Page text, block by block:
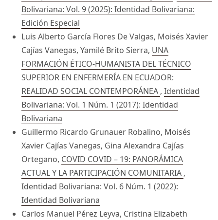
Bolivariana: Vol. 9 (2025): Identidad Bolivariana:
Edición Especial
Luis Alberto García Flores De Valgas, Moisés Xavier
Cajías Vanegas, Yamilé Bríto Sierra, UNA
FORMACIÓN ÉTICO-HUMANISTA DEL TÉCNICO
SUPERIOR EN ENFERMERÍA EN ECUADOR:
REALIDAD SOCIAL CONTEMPORÁNEA , Identidad
Bolivariana: Vol. 1 Núm. 1 (2017): Identidad
Bolivariana
Guillermo Ricardo Grunauer Robalino, Moisés
Xavier Cajías Vanegas, Gina Alexandra Cajías
Ortegano, COVID COVID – 19: PANORÁMICA
ACTUAL Y LA PARTICIPACIÓN COMUNITARIA ,
Identidad Bolivariana: Vol. 6 Núm. 1 (2022):
Identidad Bolivariana
Carlos Manuel Pérez Leyva, Cristina Elizabeth